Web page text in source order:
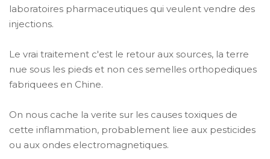
laboratoires pharmaceutiques qui veulent vendre des
injections.
Le vrai traitement c'est le retour aux sources, la terre
nue sous les pieds et non ces semelles orthopediques
fabriquees en Chine.
On nous cache la verite sur les causes toxiques de
cette inflammation, probablement liee aux pesticides
ou aux ondes electromagnetiques.